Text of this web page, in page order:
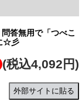
答無用で「つべこ
☆彡
(税込4,092円)
外部サイトに貼る